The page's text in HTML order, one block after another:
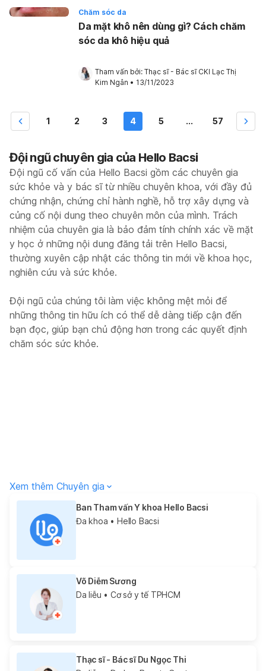
Chăm sóc da
Da mặt khô nên dùng gì? Cách chăm
sóc da khô hiệu quả
Tham vấn bởi: Thạc sĩ - Bác sĩ CKI Lạc Thị
Kim Ngân • 13/11/2023
1 2 3 4 5 ... 57
Đội ngũ chuyên gia của Hello Bacsi
Đội ngũ cố vấn của Hello Bacsi gồm các chuyên gia
sức khỏe và y bác sĩ từ nhiều chuyên khoa, với đầy đủ
chứng nhận, chứng chỉ hành nghề, hỗ trợ xây dựng và
củng cố nội dung theo chuyên môn của mình. Trách
nhiệm của chuyên gia là bảo đảm tính chính xác về mặt
y học ở những nội dung đăng tải trên Hello Bacsi,
thường xuyên cập nhật các thông tin mới về khoa học,
nghiên cứu và sức khỏe.
Đội ngũ của chúng tôi làm việc không mệt mỏi để
những thông tin hữu ích có thể dễ dàng tiếp cận đến
bạn đọc, giúp bạn chủ động hơn trong các quyết định
chăm sóc sức khỏe.
Xem thêm Chuyên gia
Ban Tham vấn Y khoa Hello Bacsi
Đa khoa • Hello Bacsi
Võ Diễm Sương
Da liễu • Cơ sở y tế TPHCM
Thạc sĩ - Bác sĩ Du Ngọc Thi